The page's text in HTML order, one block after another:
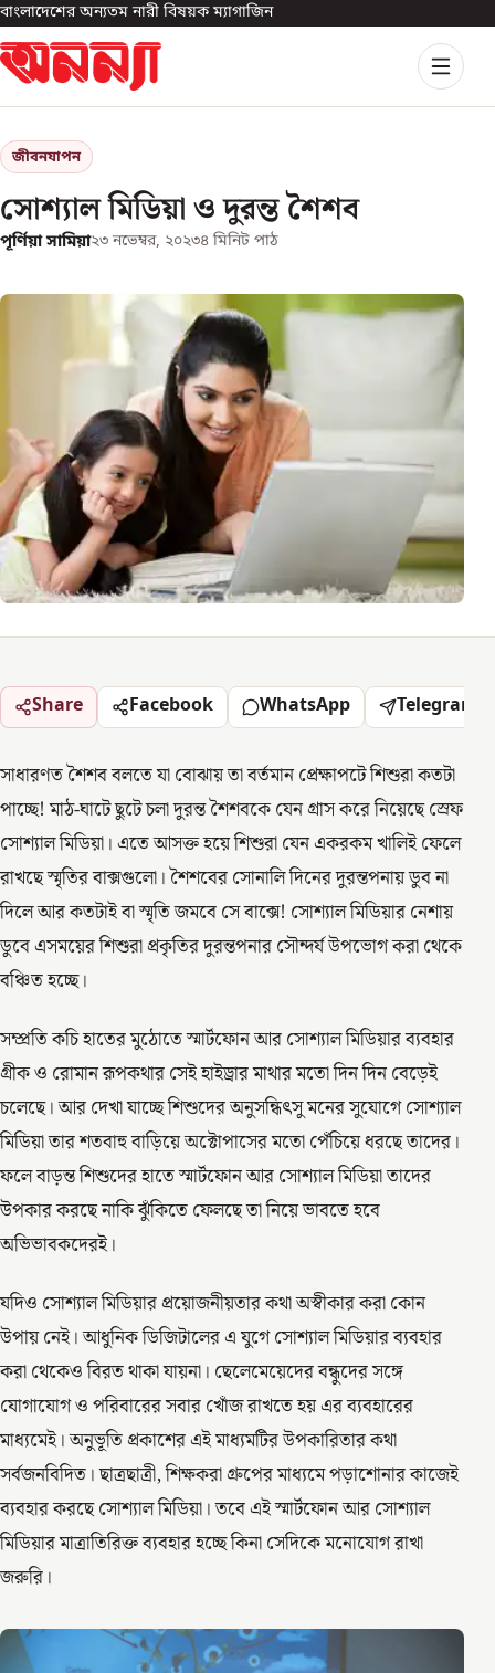
বাংলাদেশের অন্যতম নারী বিষয়ক ম্যাগাজিন
জীবনযাপন
সোশ্যাল মিডিয়া ও দুরন্ত শৈশব
পূর্ণিয়া সামিয়া২৩ নভেম্বর, ২০২৩৪ মিনিট পাঠ
Share Facebook WhatsApp Telegram
সাধারণত শৈশব বলতে যা বোঝায় তা বর্তমান প্রেক্ষাপটে শিশুরা কতটা
পাচ্ছে! মাঠ-ঘাটে ছুটে চলা দুরন্ত শৈশবকে যেন গ্রাস করে নিয়েছে স্রেফ
সোশ্যাল মিডিয়া। এতে আসক্ত হয়ে শিশুরা যেন একরকম খালিই ফেলে
রাখছে স্মৃতির বাক্সগুলো। শৈশবের সোনালি দিনের দুরন্তপনায় ডুব না
দিলে আর কতটাই বা স্মৃতি জমবে সে বাক্সে! সোশ্যাল মিডিয়ার নেশায়
ডুবে এসময়ের শিশুরা প্রকৃতির দুরন্তপনার সৌন্দর্য উপভোগ করা থেকে
বঞ্চিত হচ্ছে।
সম্প্রতি কচি হাতের মুঠোতে স্মার্টফোন আর সোশ্যাল মিডিয়ার ব্যবহার
গ্রীক ও রোমান রূপকথার সেই হাইড্রার মাথার মতো দিন দিন বেড়েই
চলেছে। আর দেখা যাচ্ছে শিশুদের অনুসন্ধিৎসু মনের সুযোগে সোশ্যাল
মিডিয়া তার শতবাহু বাড়িয়ে অক্টোপাসের মতো পেঁচিয়ে ধরছে তাদের।
ফলে বাড়ন্ত শিশুদের হাতে স্মার্টফোন আর সোশ্যাল মিডিয়া তাদের
উপকার করছে নাকি ঝুঁকিতে ফেলছে তা নিয়ে ভাবতে হবে
অভিভাবকদেরই।
যদিও সোশ্যাল মিডিয়ার প্রয়োজনীয়তার কথা অস্বীকার করা কোন
উপায় নেই। আধুনিক ডিজিটালের এ যুগে সোশ্যাল মিডিয়ার ব্যবহার
করা থেকেও বিরত থাকা যায়না। ছেলেমেয়েদের বন্ধুদের সঙ্গে
যোগাযোগ ও পরিবারের সবার খোঁজ রাখতে হয় এর ব্যবহারের
মাধ্যমেই। অনুভূতি প্রকাশের এই মাধ্যমটির উপকারিতার কথা
সর্বজনবিদিত। ছাত্রছাত্রী, শিক্ষকরা গ্রুপের মাধ্যমে পড়াশোনার কাজেই
ব্যবহার করছে সোশ্যাল মিডিয়া। তবে এই স্মার্টফোন আর সোশ্যাল
মিডিয়ার মাত্রাতিরিক্ত ব্যবহার হচ্ছে কিনা সেদিকে মনোযোগ রাখা
জরুরি।